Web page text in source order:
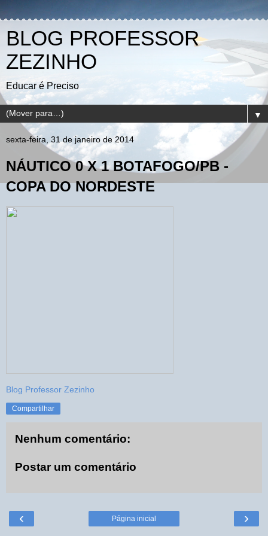
BLOG PROFESSOR
ZEZINHO
Educar é Preciso
▼
sexta-feira, 31 de janeiro de 2014
NÁUTICO 0 X 1 BOTAFOGO/PB -
COPA DO NORDESTE
Blog Professor Zezinho
Compartilhar
Nenhum comentário:
Postar um comentário
‹ ›
Página inicial